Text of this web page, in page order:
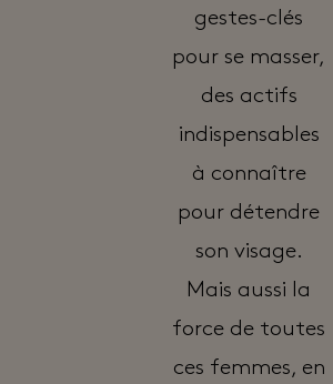
gestes-clés
pour se masser,
des actifs
indispensables
à connaître
pour détendre
son visage.
Mais aussi la
force de toutes
ces femmes, en